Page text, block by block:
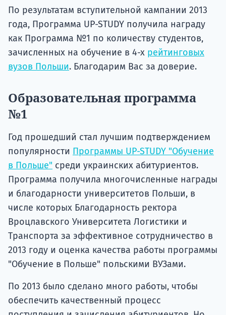
По результатам вступительной кампании 2013
года, Программа UP-STUDY получила награду
как Программа №1 по количеству студентов,
зачисленных на обучение в 4-х рейтинговых
вузов Польши. Благодарим Вас за доверие.
Образовательная программа
№1
Год прошедший стал лучшим подтверждением
популярности Программы UP-STUDY "Обучение
в Польше" среди украинских абитуриентов.
Программа получила многочисленные награды
и благодарности университетов Польши, в
числе которых Благодарность ректора
Вроцлавского Университета Логистики и
Транспорта за эффективное сотрудничество в
2013 году и оценка качества работы программы
"Обучение в Польше" польскими ВУЗами.
По 2013 было сделано много работы, чтобы
обеспечить качественный процесс